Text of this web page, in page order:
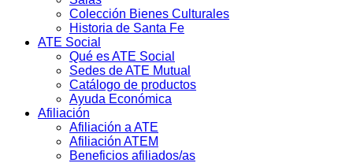
Colección Bienes Culturales
Historia de Santa Fe
ATE Social
Qué es ATE Social
Sedes de ATE Mutual
Catálogo de productos
Ayuda Económica
Afiliación
Afiliación a ATE
Afiliación ATEM
Beneficios afiliados/as